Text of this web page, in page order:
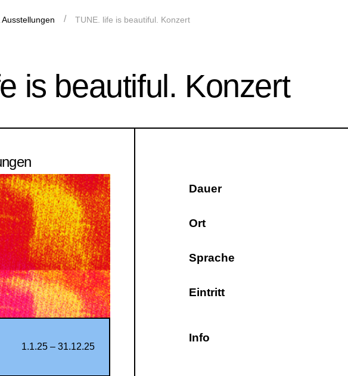
TUNE. life is beautiful. Konzert
is beautiful. Konzert
Dauer
Ort
Sprache
Eintritt
Info
1.1.25 – 31.12.25